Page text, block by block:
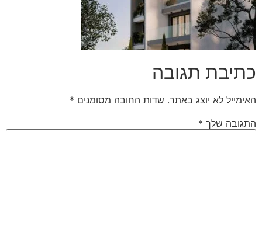
כתיבת תגובה
האימייל לא יוצג באתר. שדות החובה מסומנים *
התגובה שלך *